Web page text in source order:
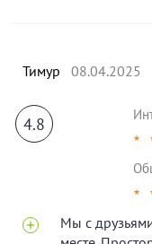
Тимур 08.04.2025
4.8
★
★
Мы с